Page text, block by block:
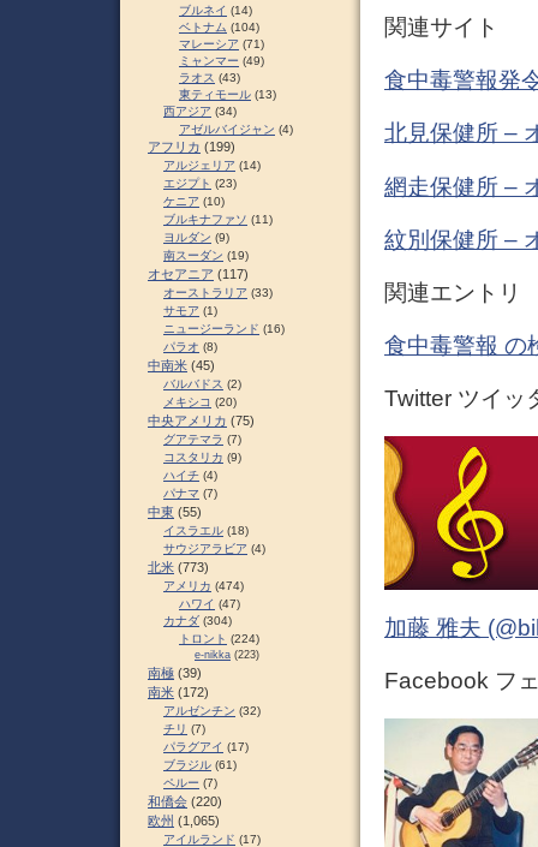
関連サイト
食中毒警報発
北見保健所 –
網走保健所 –
紋別保健所 –
関連エントリ
食中毒警報 の
Twitter ツイッ
加藤 雅夫
Facebook フ
ブルネイ (14)
ベトナム (104)
マレーシア (71)
ミャンマー (49)
ラオス (43)
東ティモール (13)
西アジア (34)
アゼルバイジャン (4)
アフリカ (199)
アルジェリア (14)
エジプト (23)
ケニア (10)
ブルキナファソ (11)
ヨルダン (9)
南スーダン (19)
オセアニア (117)
オーストラリア (33)
サモア (1)
ニュージーランド (16)
パラオ (8)
中南米 (45)
バルバドス (2)
メキシコ (20)
中央アメリカ (75)
グアテマラ (7)
コスタリカ (9)
ハイチ (4)
パナマ (7)
中東 (55)
イスラエル (18)
サウジアラビア (4)
北米 (773)
アメリカ (474)
ハワイ (47)
カナダ (304)
トロント (224)
e-nikka (223)
南極 (39)
南米 (172)
アルゼンチン (32)
チリ (7)
パラグアイ (17)
ブラジル (61)
ペルー (7)
和僑会 (220)
欧州 (1,065)
アイルランド (17)